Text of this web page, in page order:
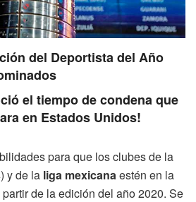
del Deportista del Año
el tiempo de condena que
en Estados Unidos!
para que los clubes de la
y de la liga mexicanaestén en la
partir de la edición del año 2020. Se